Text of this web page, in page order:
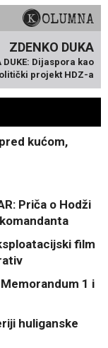
KOLUMNA
ZDENKO DUKA
DUKE: Dijaspora kao
projekt HDZ-a
kućom,
Priča o Hodži
film
Memorandum 1 i
huliganske